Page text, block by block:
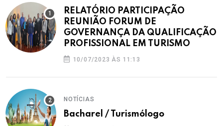
RELATÓRIO PARTICIPAÇÃO
REUNIÃO FORUM DE
GOVERNANÇA DA QUALIFICAÇÃO
PROFISSIONAL EM TURISMO
10/07/2023 ÀS 11:13
NOTÍCIAS
Bacharel / Turismólogo